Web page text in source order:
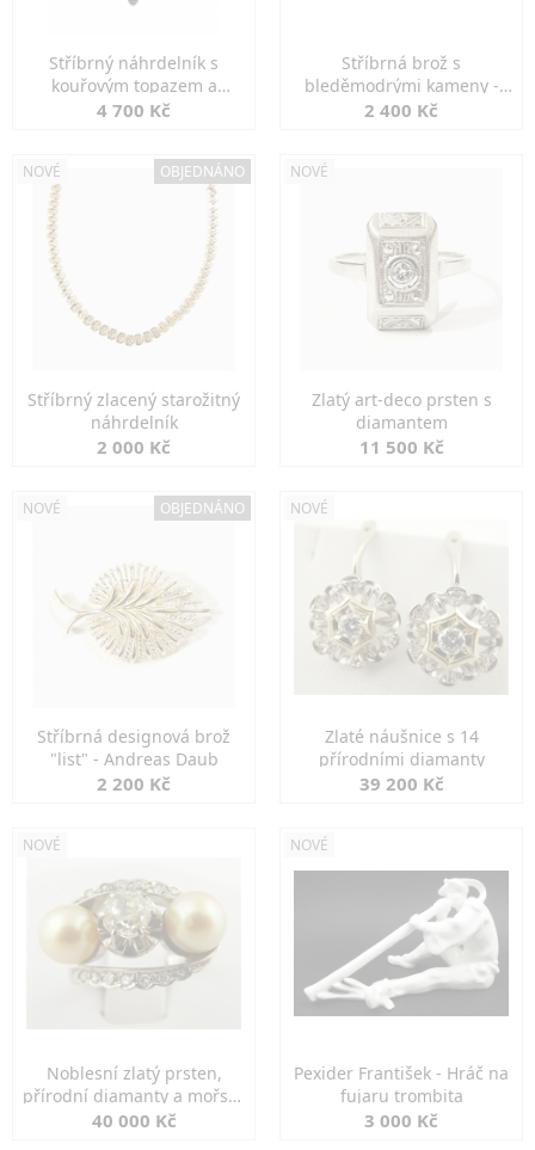
Stříbrný náhrdelník s
kouřovým topazem a
markazity
4 700 Kč
Stříbrná brož s
bleděmodrými kameny -
jemná elegance
2 400 Kč
NOVÉ OBJEDNÁNO
Stříbrný zlacený starožitný
náhrdelník
2 000 Kč
NOVÉ
Zlatý art-deco prsten s
diamantem
11 500 Kč
NOVÉ OBJEDNÁNO
Stříbrná designová brož
"list" - Andreas Daub
2 200 Kč
NOVÉ
Zlaté náušnice s 14
přírodními diamanty
39 200 Kč
NOVÉ
Noblesní zlatý prsten,
přírodní diamanty a mořské
perly
40 000 Kč
NOVÉ
Pexider František - Hráč na
fujaru trombita
3 000 Kč